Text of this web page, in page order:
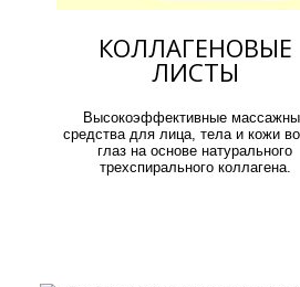
КОЛЛАГЕНОВЫЕ
ЛИСТЫ
Высокоэффективные
средства для лица, тела и кожи
глаз на основе натурального
трехспирального коллагена.